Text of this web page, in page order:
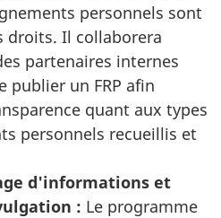
personnels sont
droits. Il collaborera
partenaires internes
publier un FRP afin
quant aux types
personnels recueillis et
d'informations et
: Le programme